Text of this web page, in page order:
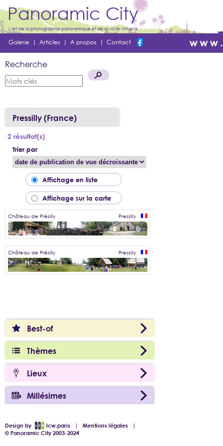
Panoramic City
L'art de la photographie panoramique et de la visite virtuelle
Galerie | Articles | A propos | Contact
Recherche
Best-of
Thèmes
Lieux
Millésimes
Pressilly (France)
2 résultat(s)
Trier par
Affichage en liste
Affichage sur la carte
Château de Présilly Pressilly
Château de Présilly Pressilly
Design by lcw.paris |Mentions légales |
© Panoramic City 2003-2024